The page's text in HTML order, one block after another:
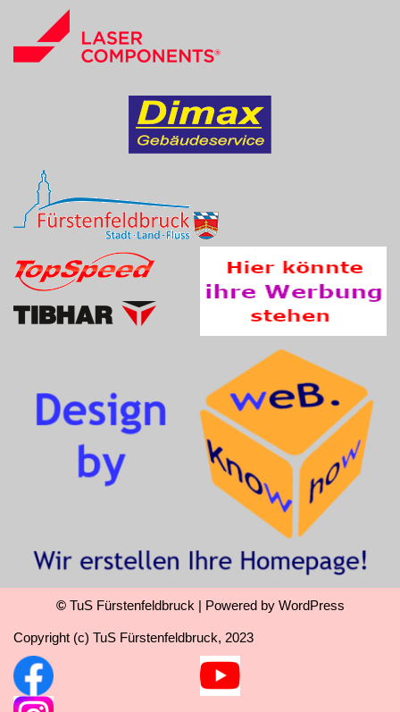
© TuS Fürstenfeldbruck | Powered by WordPress
Copyright (c) TuS Fürstenfeldbruck, 2023